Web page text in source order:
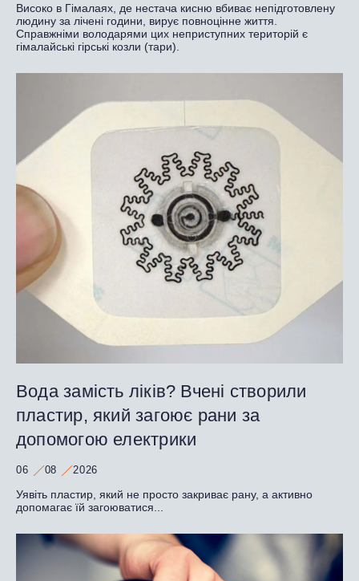
Високо в Гімалаях, де нестача кисню вбиває непідготовлену
людину за лічені години, вирує повноцінне життя.
Справжніми володарями цих неприступних територій є
гімалайські гірські козли (тари).
Вода замість ліків? Вчені створили
пластир, який загоює рани за
допомогою електрики
06 08 2026
Уявіть пластир, який не просто закриває рану, а активно
допомагає їй загоюватися...